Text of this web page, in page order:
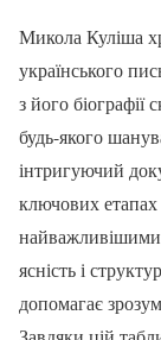
Микола Куліша
українського
з його
будь-якого
інтригуючий
ключових
ясність і
допомагає